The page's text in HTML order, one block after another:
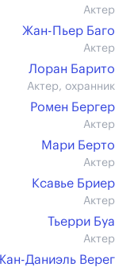
Актер
Жан-Пьер Баго
Актер
Лоран Барито
Актер, охранник
Ромен Бергер
Актер
Мари Берто
Актер
Ксавье Бриер
Актер
Тьерри Буа
Актер
Даниэль Верег